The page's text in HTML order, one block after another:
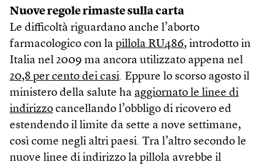
Nuove regole rimaste sulla carta
Le difficoltà riguardano anche l’aborto
farmacologico con la pillola RU486, introdotto in
Italia nel 2009 ma ancora utilizzato appena nel
20,8 per cento dei casi. Eppure lo scorso agosto il
ministero della salute ha aggiornato le linee di
indirizzo cancellando l’obbligo di ricovero ed
estendendo il limite da sette a nove settimane,
così come negli altri paesi. Tra l’altro secondo le
nuove linee di indirizzo la pillola avrebbe il